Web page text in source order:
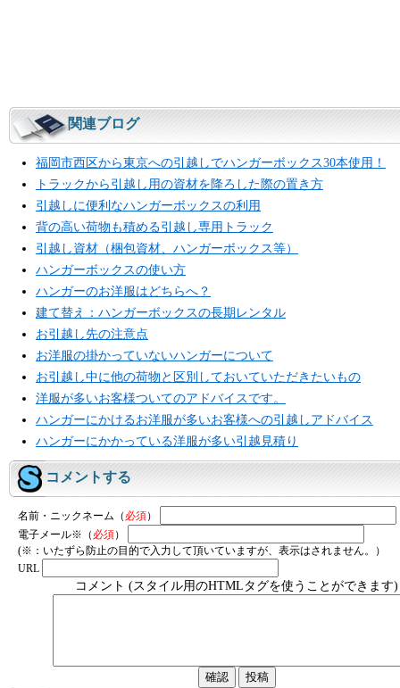
関連ブログ
福岡市西区から東京への引越しでハンガーボックス30本使用！
トラックから引越し用の資材を降ろした際の置き方
引越しに便利なハンガーボックスの利用
背の高い荷物も積める引越し専用トラック
引越し資材（梱包資材、ハンガーボックス等）
ハンガーボックスの使い方
ハンガーのお洋服はどちらへ？
建て替え：ハンガーボックスの長期レンタル
お引越し先の注意点
お洋服の掛かっていないハンガーについて
お引越し中に他の荷物と区別しておいていただきたいもの
洋服が多いお客様ついてのアドバイスです。
ハンガーにかけるお洋服が多いお客様への引越しアドバイス
ハンガーにかかっている洋服が多い引越見積り
コメントする
名前・ニックネーム（ 必須）
電子メール※（ 必須）
(※：いたずら防止の目的で入力して頂いていますが、表示はされません。）
URL
コメント (スタイル用のHTMLタグを使うことができます)